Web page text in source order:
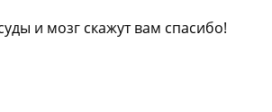
и мозг скажут вам спасибо!